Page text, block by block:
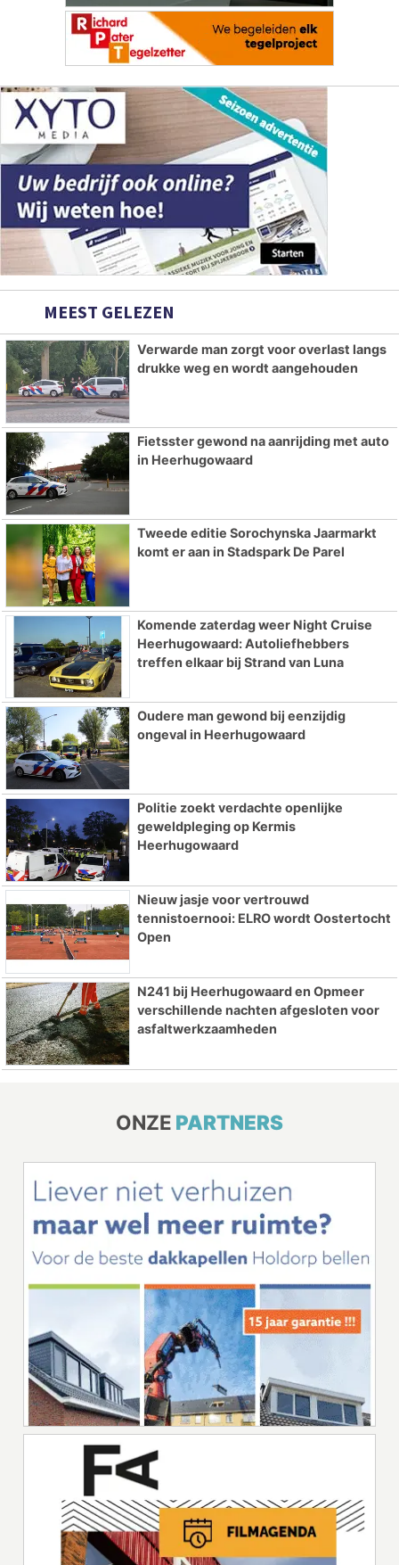
MEEST GELEZEN
Verwarde man zorgt voor overlast langs
drukke weg en wordt aangehouden
Fietsster gewond na aanrijding met auto
in Heerhugowaard
Tweede editie Sorochynska Jaarmarkt
komt er aan in Stadspark De Parel
Komende zaterdag weer Night Cruise
Heerhugowaard: Autoliefhebbers
treffen elkaar bij Strand van Luna
Oudere man gewond bij eenzijdig
ongeval in Heerhugowaard
Politie zoekt verdachte openlijke
geweldpleging op Kermis
Heerhugowaard
Nieuw jasje voor vertrouwd
tennistoernooi: ELRO wordt Oostertocht
Open
N241 bij Heerhugowaard en Opmeer
verschillende nachten afgesloten voor
asfaltwerkzaamheden
ONZE PARTNERS